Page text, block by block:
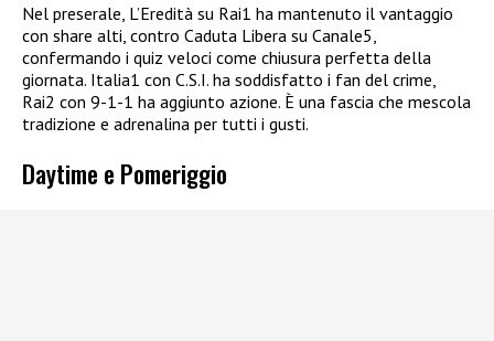
Nel preserale, L’Eredità su Rai1 ha mantenuto il vantaggio
con share alti, contro Caduta Libera su Canale5,
confermando i quiz veloci come chiusura perfetta della
giornata. Italia1 con C.S.I. ha soddisfatto i fan del crime,
Rai2 con 9-1-1 ha aggiunto azione. È una fascia che mescola
tradizione e adrenalina per tutti i gusti.
Daytime e Pomeriggio